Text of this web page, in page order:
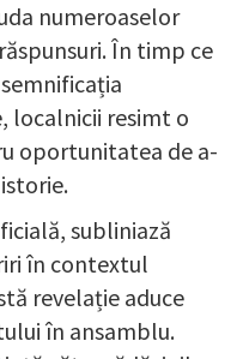
numeroaselor
În timp ce
localnicii resimt o
oportunitatea de a-
subliniază
în contextul
revelație aduce
în ansamblu.